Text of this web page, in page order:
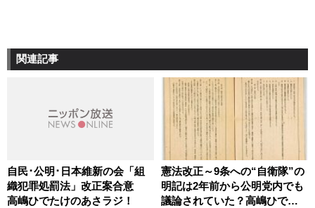
関連記事
自民･公明･日本維新の会「組
織犯罪処罰法」改正案合意
高嶋ひでたけのあさラジ！
憲法改正～9条への“自衛隊”の
明記は2年前から公明党内でも
議論されていた？高嶋ひでた